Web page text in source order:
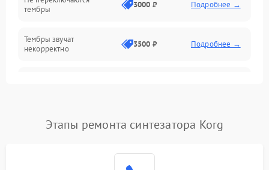
Оптика
Электроника
тембры
3000 ₽ Подробнее →
Тембры звучат
некорректно
3500 ₽ Подробнее →
Этапы ремонта синтезатора Korg